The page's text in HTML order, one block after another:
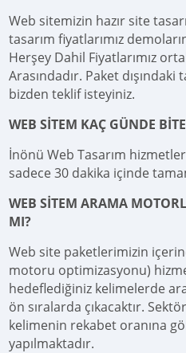
Web sitemizin hazır site
tasarım fiyatlarımız
Herşey Dahil Fiyatlarımız
Arasındadır. Paket
bizden teklif isteyiniz.
WEB SİTEM KAÇ GÜNDE
İnönü Web Tasarım
sadece 30 dakika içinde
WEB SİTEM ARAMA
MI?
Web site paketlerimizin
motoru optimizasyonu)
hedeflediğiniz kelimelerde
ön sıralarda çıkacaktır.
kelimenin rekabet oranına
yapılmaktadır.